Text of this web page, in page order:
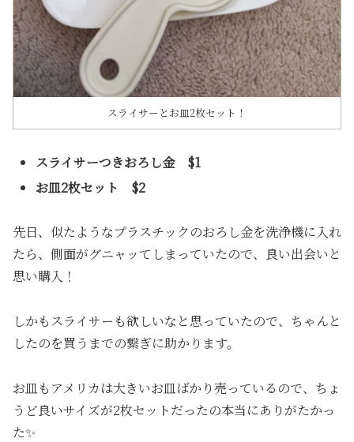
スライサーとお皿2枚セット！
スライサーつきおろし金 $1
お皿2枚セット $2
先日、似たようなプラスチックのおろし金を洗浄機に入れ
たら、側面がグニャッてしまっていたので、良い出会いと
思い購入！
しかもスライサーも欲しいなと思っていたので、ちゃんと
したのを買うまでの繋ぎに助かります。
お皿もアメリカは大きいお皿ばかり売っているので、ちょ
うど良いサイズが2枚セットだったの本当にありがたかっ
た✨